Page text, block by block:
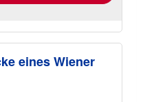
eines Wiener